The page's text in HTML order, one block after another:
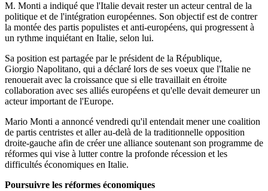
M. Monti a indiqué que l'Italie devait rester un acteur central de la
politique et de l'intégration européennes. Son objectif est de contrer
la montée des partis populistes et anti-européens, qui progressent à
un rythme inquiétant en Italie, selon lui.
Sa position est partagée par le président de la République,
Giorgio Napolitano, qui a déclaré lors de ses voeux que l'Italie ne
renouerait avec la croissance que si elle travaillait en étroite
collaboration avec ses alliés européens et qu'elle devait demeurer un
acteur important de l'Europe.
Mario Monti a annoncé vendredi qu'il entendait mener une coalition
de partis centristes et aller au-delà de la traditionnelle opposition
droite-gauche afin de créer une alliance soutenant son programme de
réformes qui vise à lutter contre la profonde récession et les
difficultés économiques en Italie.
Poursuivre les réformes économiques